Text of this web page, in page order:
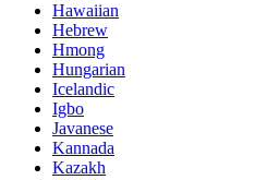
Hawaiian
Hebrew
Hmong
Hungarian
Icelandic
Igbo
Javanese
Kannada
Kazakh